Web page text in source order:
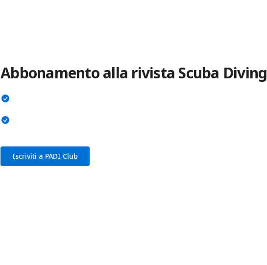
Abbonamento alla rivista Scuba Diving
Iscriviti a PADI Club